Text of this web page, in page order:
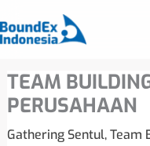
Skip
content
TEAM
PERUSAHAAN
Gathering Sentul,Team